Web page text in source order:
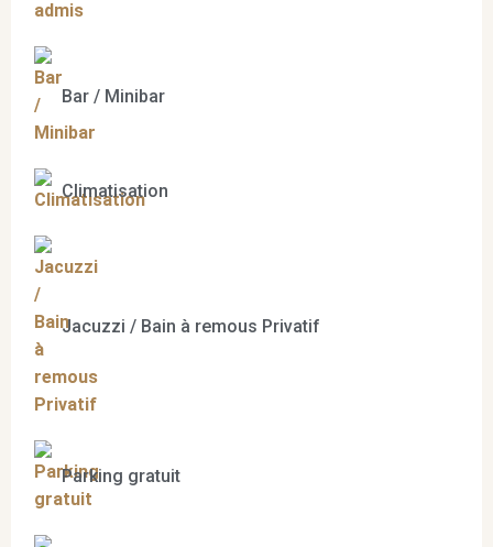
Bar / Minibar
Climatisation
Jacuzzi / Bain à remous Privatif
Parking gratuit